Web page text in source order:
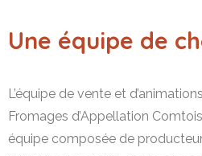
Une équipe de
L’équipe de vente et
Fromages d’Appellation
équipe composée de